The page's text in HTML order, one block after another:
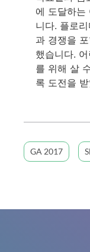
에 도달하는
니다. 플로
과 경쟁을
했습니다.
를 위해 살
록 도전을
GA 2017